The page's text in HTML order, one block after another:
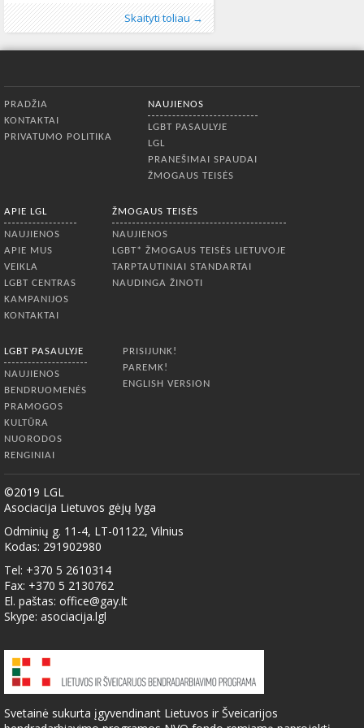
LGBT asmenų teigia patiriantys
diskriminaciją ar priekabiavimą dėl
savo seksualinės orientacijos ar
lytinės tapatybės. Tyrimo duomenimis,
pačios apklausos rezultatais, tik kas
dešimtas nukentėjęs nuo
Skaityti toliau →
Publikavo:Aliona, LGL
Kategorijos:LGL,Lietuvoje,Naujienos325
Žymos:Mokymai,neapykantos kalba,
neapykantos nusikaltimas,seminaras514
PRADŽIA
KONTAKTAI
PRIVATUMO POLITIKA
NAUJIENOS
LGBT PASAULYJE
LGL
PRANEŠIMAI SPAUDAI
ŽMOGAUS TEISĖS
APIE LGL
NAUJIENOS
APIE MUS
VEIKLA
LGBT CENTRAS
KAMPANIJOS
KONTAKTAI
ŽMOGAUS TEISĖS
NAUJIENOS
LGBT* ŽMOGAUS TEISĖS LIETUVOJE
TARPTAUTINIAI STANDARTAI
NAUDINGA ŽINOTI
LGBT PASAULYJE
NAUJIENOS
BENDRUOMENĖS
PRAMOGOS
KULTŪRA
NUORODOS
RENGINIAI
PRISIJUNK!
PAREMK!
ENGLISH VERSION
©2019 LGL
Asociacija Lietuvos gėjų lyga
Odminių g. 11-4, LT-01122, Vilnius
Kodas: 291902980
Tel: +370 5 2610314
Fax: +370 5 2130762
El. paštas: office@gay.lt
Skype: asociacija.lgl
Svetainė sukurta įgyvendinant Lietuvos ir Šveicarijos